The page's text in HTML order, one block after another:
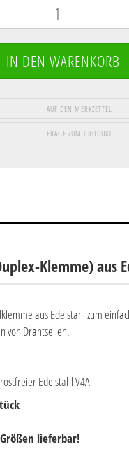
AUF DEN MERKZETTEL
FRAGE ZUM PRODUKT
Klemme) aus
aus Edelstahl zum
von Drahtseilen.
Edelstahl V4A
lieferbar!